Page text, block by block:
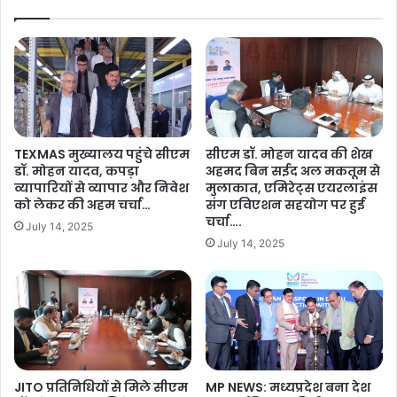
रोबोटिक्स लैब की स्थापना की जा रही है। 458 पीएमश्री विद्यालयों में
अटल टिंकेरिंग लेब स्थापित की जा रही है। बैठक में फर्नीचर व्यवस्था के
संबंध में भी चर्चा की गई।
शेयर करें :-
More
से
6
गि
द्ध
प्रा
कृ
ति
क
वा
ता
व
में
छो
ड़े
ए
शी
ल
प
ह
ल
शा
स
न
हा
न
क
ल्या
औ
र
TEXMAS मुख्यालय पहुंचे सीएम
डॉ. मोहन यादव, कपड़ा
व्यापारियों से व्यापार और निवेश
को लेकर की अहम चर्चा…
July 14, 2025
सीएम डॉ. मोहन यादव की शेख
अहमद बिन सईद अल मकतूम से
मुलाकात, एमिरेट्स एयरलाइंस
संग एविएशन सहयोग पर हुई
चर्चा….
July 14, 2025
JITO प्रतिनिधियों से मिले सीएम
MP NEWS: मध्यप्रदेश बना देश